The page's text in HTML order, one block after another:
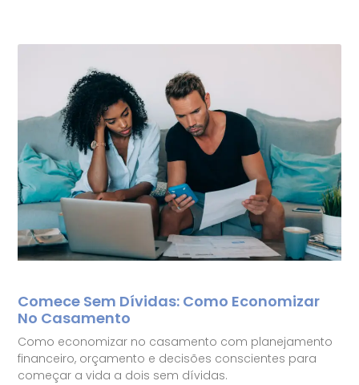
Comece Sem Dívidas: Como Economizar
No Casamento
Como economizar no casamento com planejamento
financeiro, orçamento e decisões conscientes para
começar a vida a dois sem dívidas.